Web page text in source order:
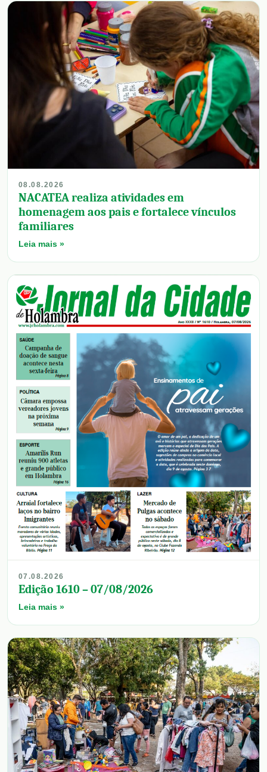
08.08.2026
NACATEA realiza atividades em
homenagem aos pais e fortalece vínculos
familiares
Leia mais »
07.08.2026
Edição 1610 – 07/08/2026
Leia mais »